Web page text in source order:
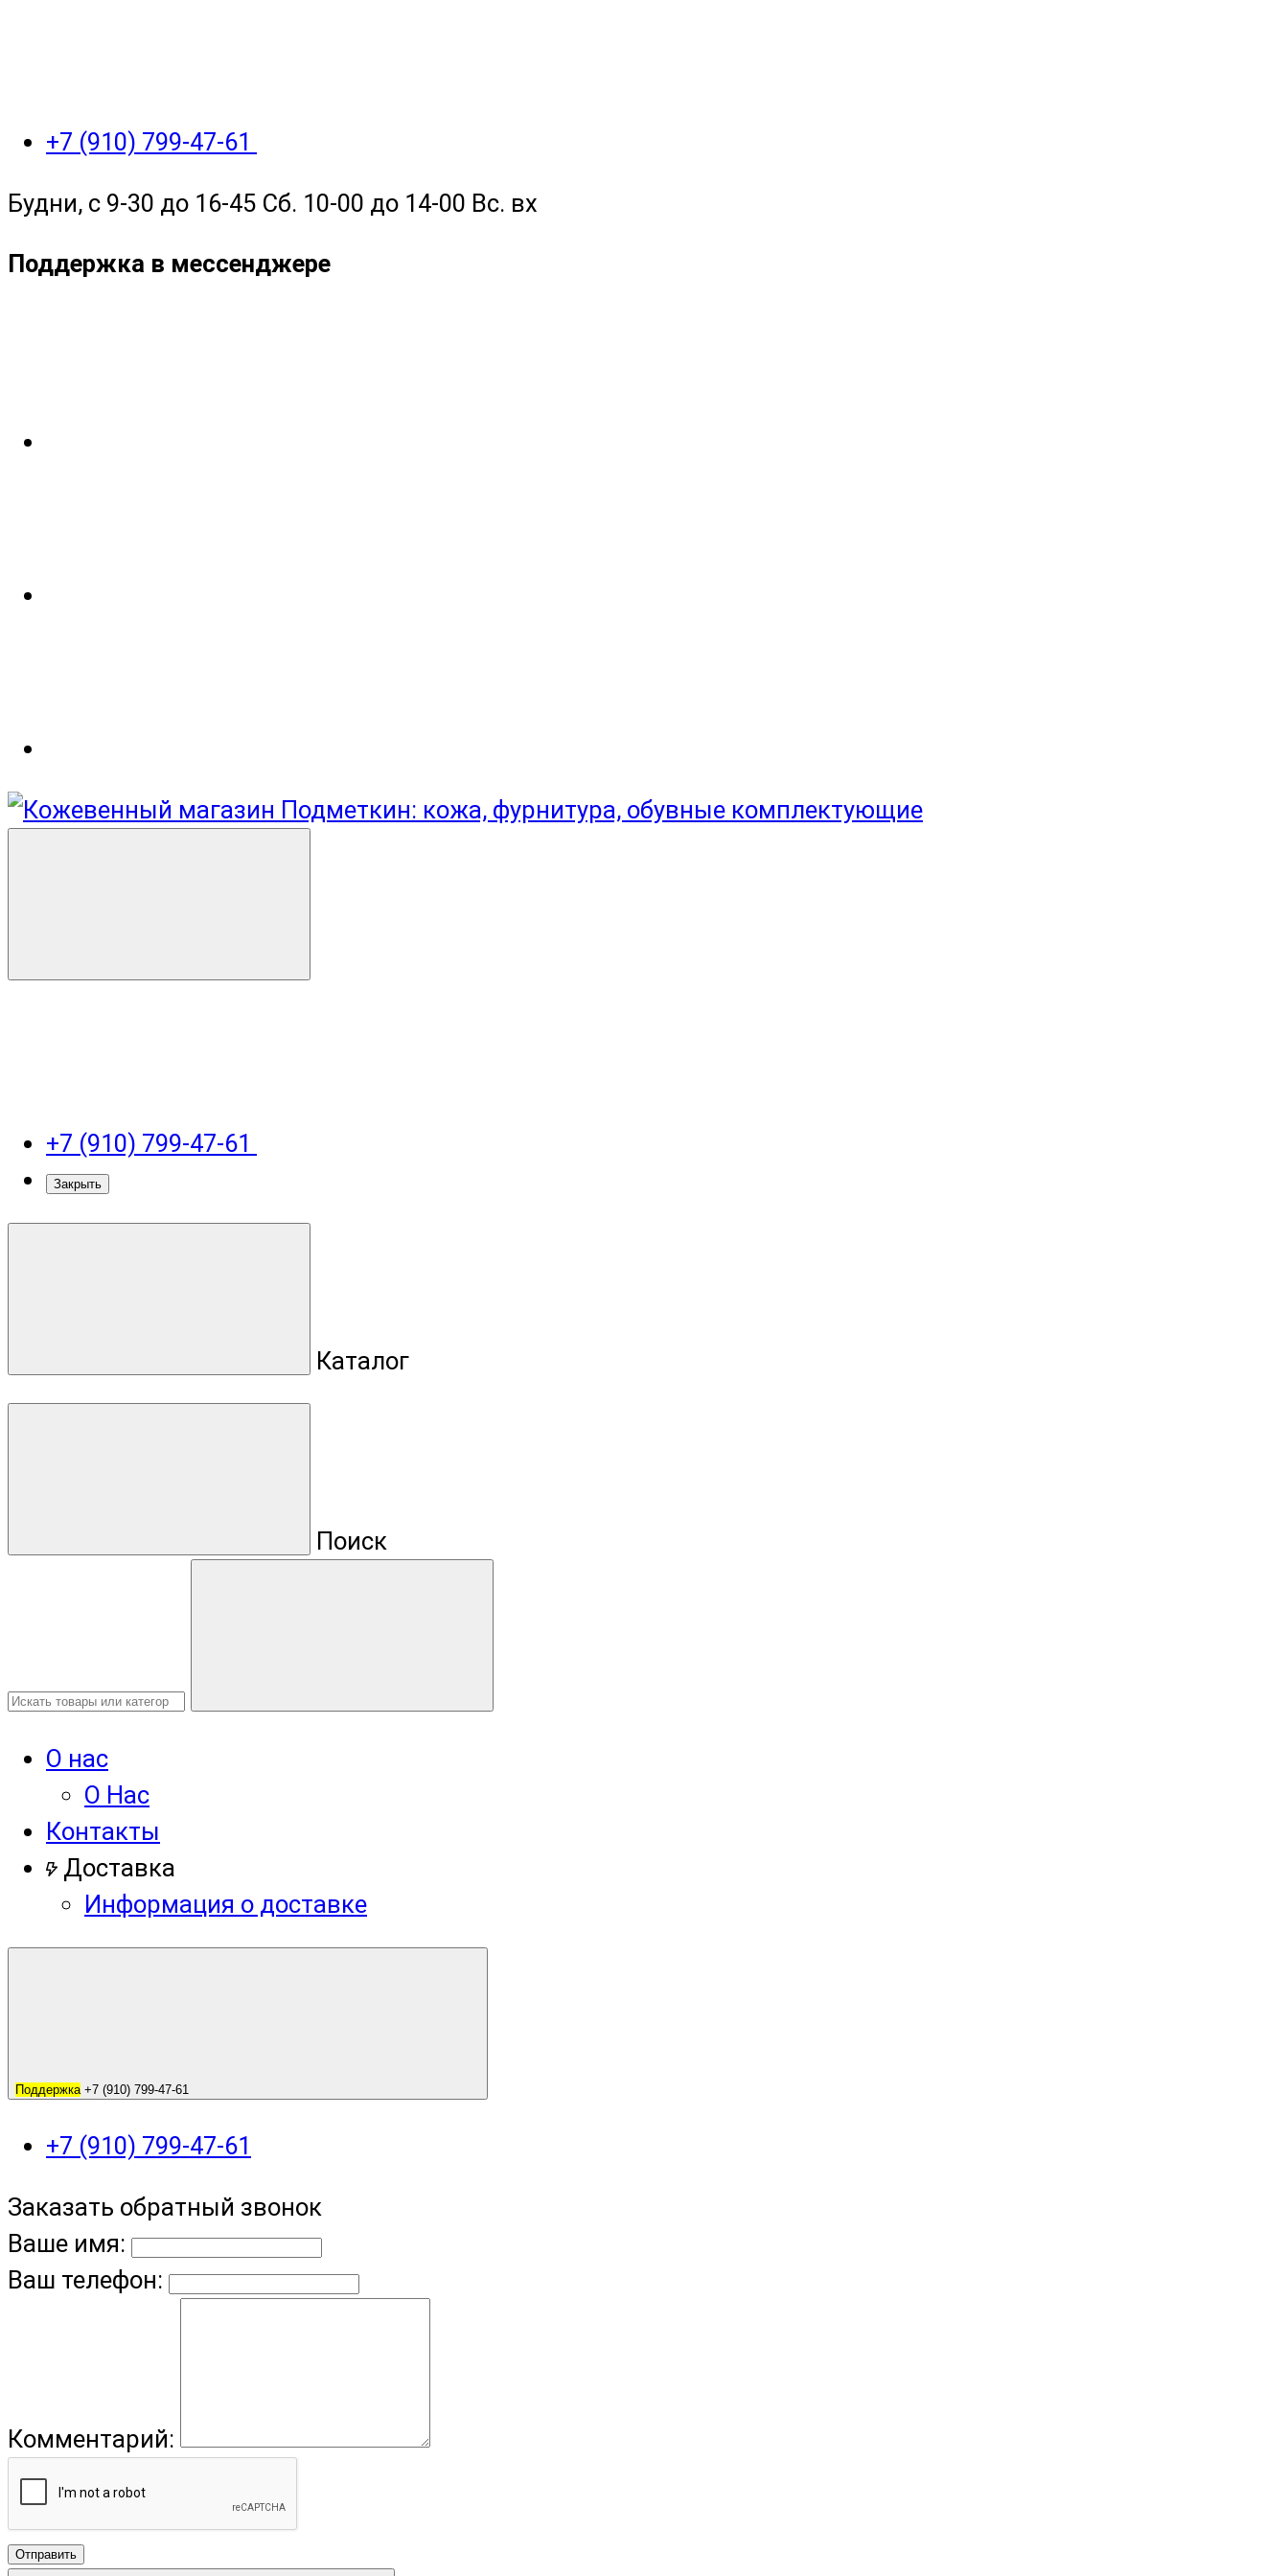
+7 (910) 799-47-61
Будни, с 9-30 до 16-45 Сб. 10-00 до 14-00 Вс. вх
Поддержка в мессенджере
+7 (910) 799-47-61
Закрыть
Каталог
Поиск
О нас
О Нас
Контакты
Доставка
Информация о доставке
Поддержка +7 (910) 799-47-61
+7 (910) 799-47-61
Заказать обратный звонок
Ваше имя:
Ваш телефон:
Комментарий:
Отправить